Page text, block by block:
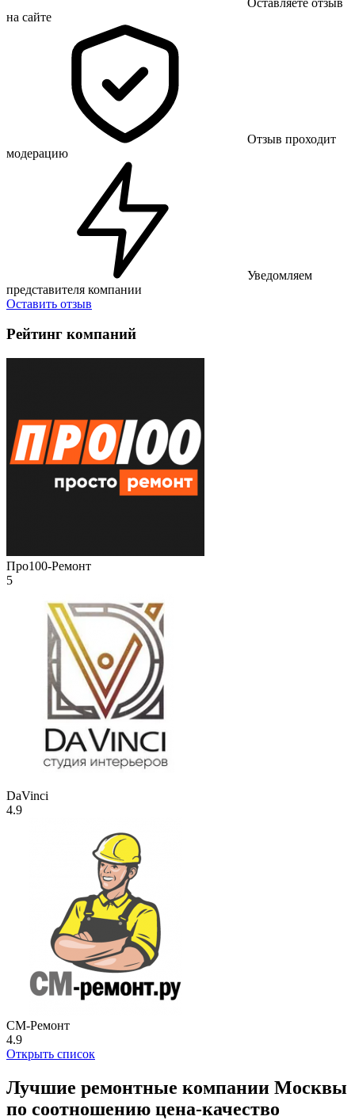
на сайте
Отзыв проходит
модерацию
Уведомляем
представителя компании
Оставить отзыв
Рейтинг компаний
Про100-Ремонт
5
DaVinci
4.9
СМ-Ремонт
4.9
Открыть список
Лучшие ремонтные компании Москвы
по соотношению цена-качество